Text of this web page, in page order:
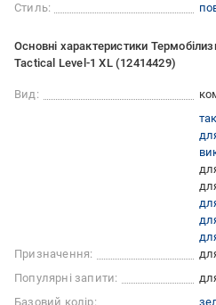
Стиль:
Основні характеристики
Tactical Level-1 XL (12414429)
Вид:
Призначення:
Популярні запити:
Базовий колір: